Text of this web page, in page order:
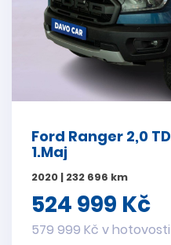
Ford Ranger 2,0
1.Maj
2020 | 232 696 km
524 999 Kč
579 999 Kč v hotovosti